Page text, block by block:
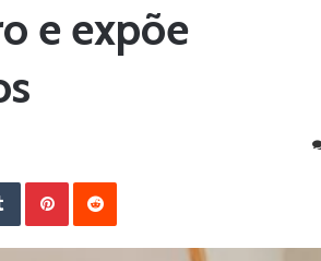
e expõe
Tumblr Pinterest